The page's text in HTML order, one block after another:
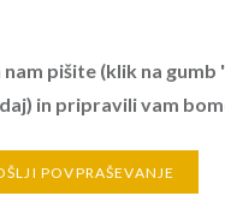
pišite (klik na gumb
in pripravili vam
POVPRAŠEVANJE